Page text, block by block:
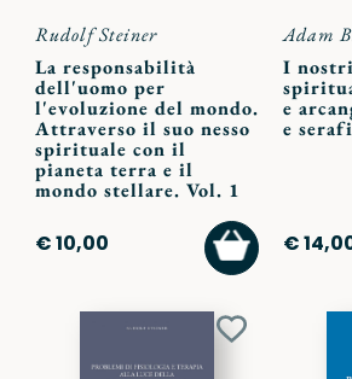
Rudolf Steiner
La responsabilità
dell'uomo per
l'evoluzione del mondo.
Attraverso il suo nesso
spirituale con il
pianeta terra e il
mondo stellare. Vol. 1
€ 10,00
AGGIUNGI
AL
CARRELLO
Adam
I
e
e
€
Aggiungi